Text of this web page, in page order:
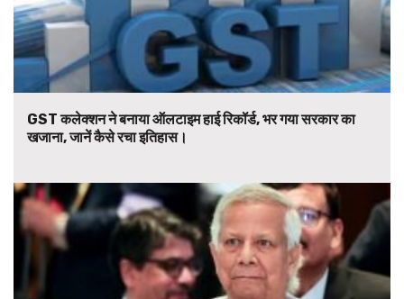
GST कलेक्शन ने बनाया ऑलटाइम हाई रिकॉर्ड, भर गया सरकार का
खजाना, जानें कैसे रचा इतिहास।